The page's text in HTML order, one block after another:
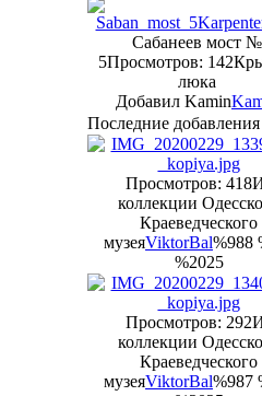
Сабанеев мост №
5Просмотров: 142
люка
Добавил Kamin
Последние добавления
Просмотров: 418
коллекции
Краеведческого
музеяViktorBal%988
%2025
Просмотров: 292
коллекции
Краеведческого
музеяViktorBal%987